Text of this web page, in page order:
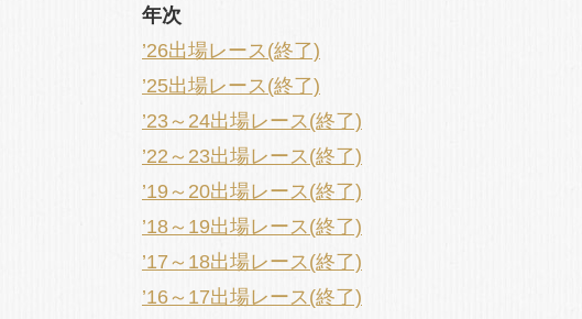
年次
’26出場レース(終了)
’25出場レース(終了)
’23～24出場レース(終了)
’22～23出場レース(終了)
’19～20出場レース(終了)
’18～19出場レース(終了)
’17～18出場レース(終了)
’16～17出場レース(終了)